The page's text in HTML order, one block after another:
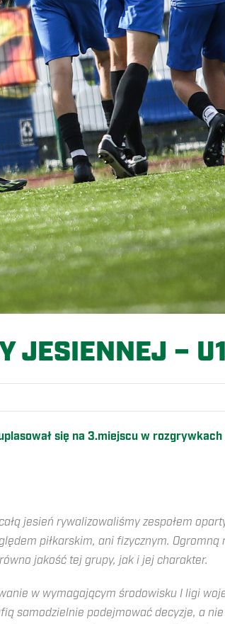
JESIENNEJ –
się na 3.miejscu w
jesień rywalizowaliśmy zespołem
piłkarskim, ani fizycznym.
jakość tej grupy, jak i jej charakter.
w wymagającym środowisku I ligi
samodzielnie podejmować decyzje, a